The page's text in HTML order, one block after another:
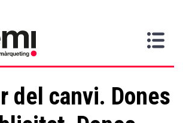
Serveis
Contacta
del canvi. Dones